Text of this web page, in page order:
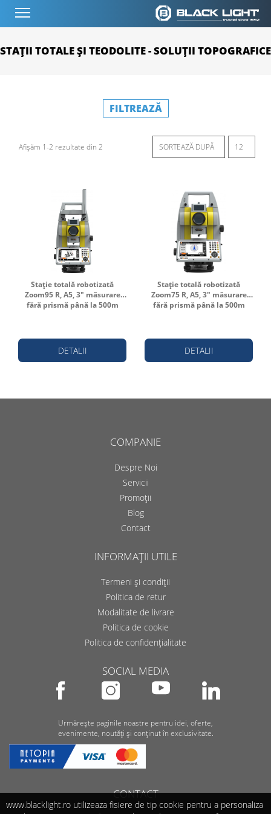
STAȚII TOTALE ȘI TEODOLITE - SOLUȚII TOPOGRAFICE
FILTREAZĂ
Afișăm 1-2 rezultate din 2
Stație totală robotizată
Zoom95 R, A5, 3" măsurare
fără prismă până la 500m
DETALII
Stație totală robotizată
Zoom75 R, A5, 3" măsurare
fără prismă până la 500m
DETALII
COMPANIE
Despre Noi
Servicii
Promoții
Blog
Contact
INFORMAȚII UTILE
Termeni și condiții
Politica de retur
Modalitate de livrare
Politica de cookie
Politica de confidențialitate
SOCIAL MEDIA
Urmărește paginile noastre pentru idei, oferte,
evenimente, noutăți și conținut în exclusivitate.
CONTACT
www.blacklight.ro utilizeaza fisiere de tip cookie pentru a personaliza